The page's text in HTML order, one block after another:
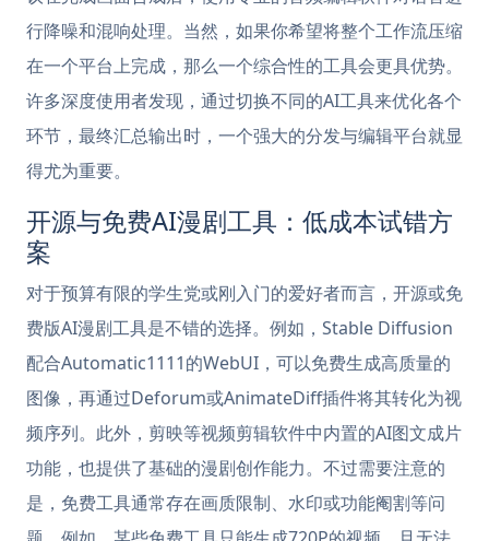
行降噪和混响处理。当然，如果你希望将整个工作流压缩
在一个平台上完成，那么一个综合性的工具会更具优势。
许多深度使用者发现，通过切换不同的AI工具来优化各个
环节，最终汇总输出时，一个强大的分发与编辑平台就显
得尤为重要。
开源与免费AI漫剧工具：低成本试错方
案
对于预算有限的学生党或刚入门的爱好者而言，开源或免
费版AI漫剧工具是不错的选择。例如，Stable Diffusion
配合Automatic1111的WebUI，可以免费生成高质量的
图像，再通过Deforum或AnimateDiff插件将其转化为视
频序列。此外，剪映等视频剪辑软件中内置的AI图文成片
功能，也提供了基础的漫剧创作能力。不过需要注意的
是，免费工具通常存在画质限制、水印或功能阉割等问